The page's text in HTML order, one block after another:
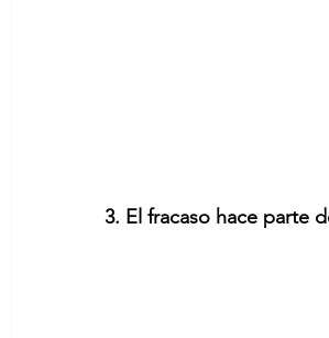
3. El fracaso hace parte